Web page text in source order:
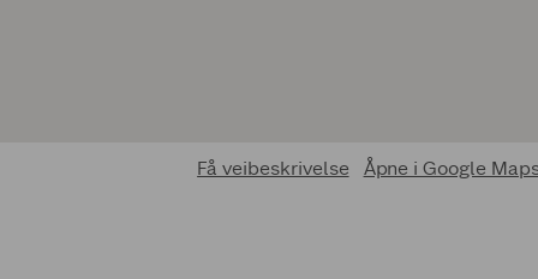
Få veibeskrivelse Åpne i Google